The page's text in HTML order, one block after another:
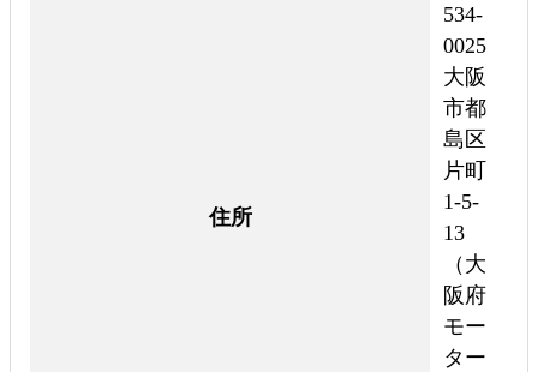
住所
534-
0025
大阪
市都
島区
片町
1-5-
13
（大
阪府
モー
ター